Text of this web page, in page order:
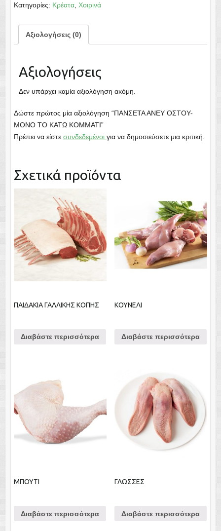
Κατηγορίες: Κρέατα, Χοιρινά
Αξιολογήσεις (0)
Αξιολογήσεις
Δεν υπάρχει καμία αξιολόγηση ακόμη.
Δώστε πρώτος μία αξιολόγηση “ΠΑΝΣΕΤΑ ΑΝΕΥ ΟΣΤΟΥ-
ΜΟΝΟ ΤΟ ΚΑΤΩ ΚΟΜΜΑΤΙ”
Πρέπει να είστε συνδεδεμένοι για να δημοσιεύσετε μια κριτική.
Σχετικά προϊόντα
ΠΑΙΔΑΚΙΑ ΓΑΛΛΙΚΗΣ ΚΟΠΗΣ
Διαβάστε περισσότερα
ΚΟΥΝΕΛΙ
Διαβάστε περισσότερα
ΜΠΟΥΤΙ
Διαβάστε περισσότερα
ΓΛΩΣΣΕΣ
Διαβάστε περισσότερα